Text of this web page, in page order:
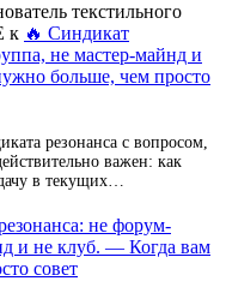
текстильного
к 🔥 Синдикат
не мастер-майнд и
больше, чем просто
резонанса с вопросом,
важен: как
в текущих…
не форум-
и не клуб. — Когда вам
совет